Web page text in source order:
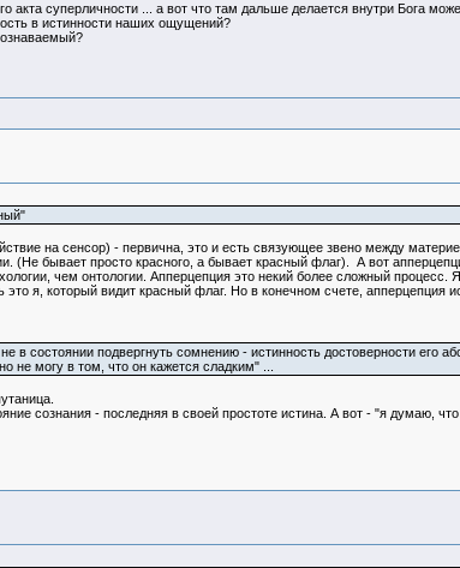
суперличности ... а вот что там дальше делается внутри Бога
в истинности наших ощущений?
на сенсор) - первична, это и есть связующее звено между
(Не бывает просто красного, а бывает красный флаг). А вот
чем онтологии. Апперцепция это некий более сложный процесс.
я, который видит красный флаг. Но в конечном счете, апперцепция
состоянии подвергнуть сомнению - истинность достоверности его
не могу в том, что он кажется сладким" ...
сознания - последняя в своей простоте истина. А вот - "я думаю,